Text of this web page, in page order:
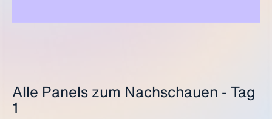
Alle Panels zum Nachschauen - Tag
1